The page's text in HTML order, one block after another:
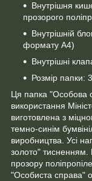
Внутрішня
прозорого
Внутрішній
формату А4)
Внутрішні
Розмір папки:
Ця папка "Особова
використання
виготовлена з
темно-синім
виробництва. Усі
золото" тисненням.
прозору
"Особиста справа"